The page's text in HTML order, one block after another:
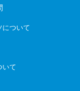
について
いて